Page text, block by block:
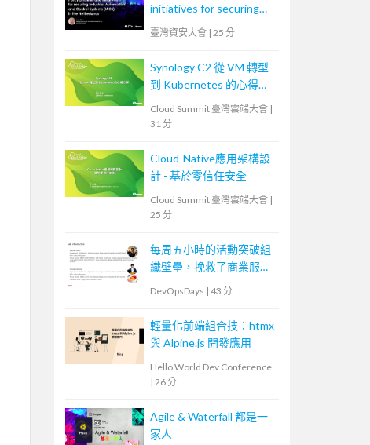
initiatives for securing
Industrial Automation
Netherlands
臺灣資安大會 | 25 分
Synology C2 從 VM 轉型
到 Kubernetes 的心得分
Cloud Summit 臺灣雲端大會 |
31 分
Cloud-Native應用架構設
計 - 基於零信任安全
Cloud Summit 臺灣雲端大會 |
25 分
每周五小時的活動突破組
織壁壘，挽救了商業服務
DevOpsDays | 43 分
輕量化前端組合技：htmx
與 Alpine.js 開發應用
Hello World Dev Conference
| 26 分
Agile & Waterfall 都是一
家人